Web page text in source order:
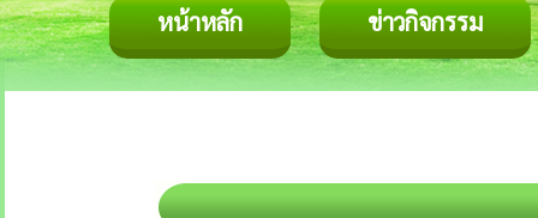
หน้าหลัก ข่าวกิจกรรม